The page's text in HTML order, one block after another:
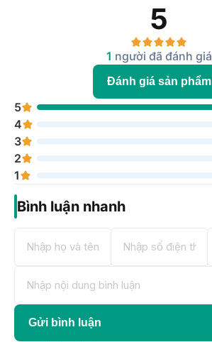
5
1 người đã đánh giá
Đánh giá sản phẩm
5
4
3
2
1
Bình luận nhanh
Gửi bình luận